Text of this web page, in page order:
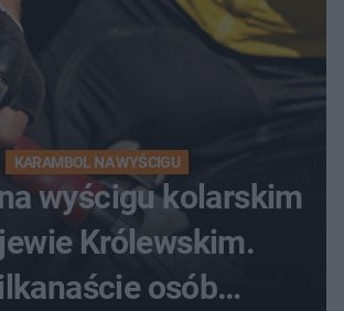
KARAMBOL NA WYŚCIGU
wyścigu kolarskim
Królewskim.
osób